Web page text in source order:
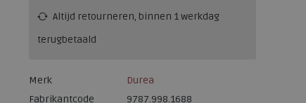
Altijd retourneren, binnen 1 werkdag
terugbetaald
Merk
Durea
Fabrikantcode
9787.998.1688